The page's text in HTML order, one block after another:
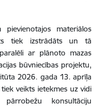
materiālos
tiek izstrādāts un tā
ar plānoto mazas
būvniecības projektu,
2026. gada 13. aprīļa
veikts ietekmes uz vidi
konsultāciju